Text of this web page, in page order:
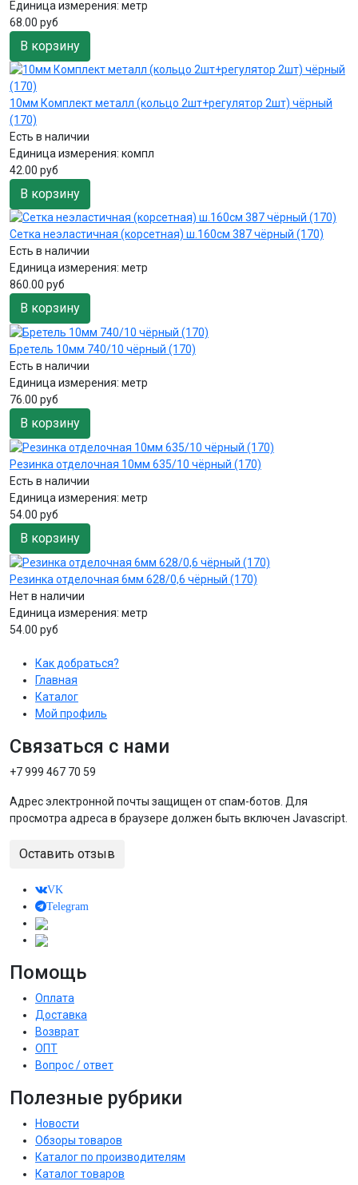
Единица измерения: метр
68.00 руб
В корзину
10мм Комплект металл (кольцо 2шт+регулятор 2шт) чёрный
(170)
Есть в наличии
Единица измерения: компл
42.00 руб
В корзину
Сетка неэластичная (корсетная) ш.160см 387 чёрный (170)
Есть в наличии
Единица измерения: метр
860.00 руб
В корзину
Бретель 10мм 740/10 чёрный (170)
Есть в наличии
Единица измерения: метр
76.00 руб
В корзину
Резинка отделочная 10мм 635/10 чёрный (170)
Есть в наличии
Единица измерения: метр
54.00 руб
В корзину
Резинка отделочная 6мм 628/0,6 чёрный (170)
Нет в наличии
Единица измерения: метр
54.00 руб
Как добраться?
Главная
Каталог
Мой профиль
Связаться с нами
+7 999 467 70 59
Адрес электронной почты защищен от спам-ботов. Для
просмотра адреса в браузере должен быть включен Javascript.
Оставить отзыв
VK
Telegram
Помощь
Оплата
Доставка
Возврат
ОПТ
Вопрос / ответ
Полезные рубрики
Новости
Обзоры товаров
Каталог по производителям
Каталог товаров